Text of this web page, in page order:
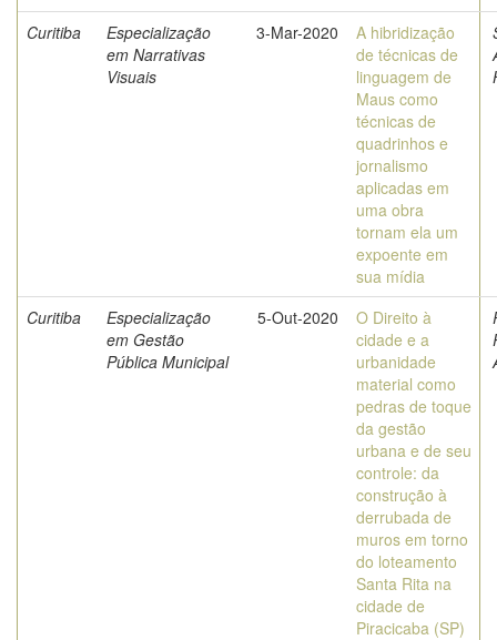
Curitiba
Especialização
em Narrativas
Visuais
3-Mar-2020
A hibridização
de técnicas de
linguagem de
Maus como
técnicas de
quadrinhos e
jornalismo
aplicadas em
uma obra
tornam ela um
expoente em
sua mídia
Curitiba
Especialização
em Gestão
Pública Municipal
5-Out-2020
O Direito à
cidade e a
urbanidade
material como
pedras de toque
da gestão
urbana e de seu
controle: da
construção à
derrubada de
muros em torno
do loteamento
Santa Rita na
cidade de
Piracicaba (SP)